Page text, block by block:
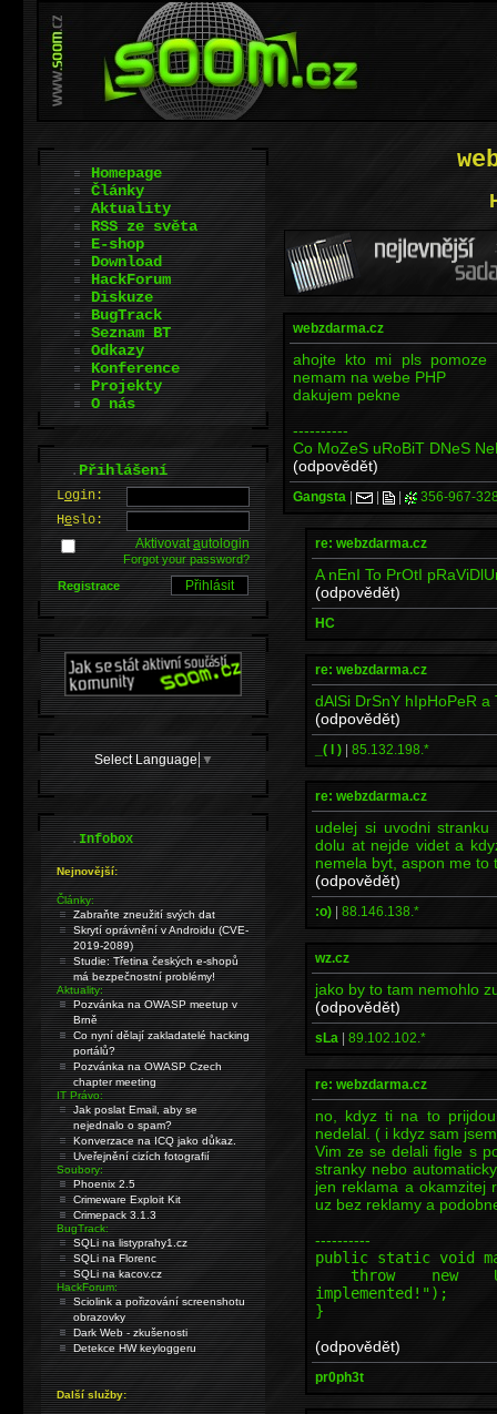
webzdarma.cz
ahojte kto mi pls pomoze
nemam na webe PHP
dakujem pekne
----------
Co MoZeS uRoBiT DNeS
(odpovědět)
Gangsta | | | 356-967-
re: webzdarma.cz
A nEnI To PrOtI
(odpovědět)
HC
re: webzdarma.cz
dAlSi DrSnY hIpHoPeR a
(odpovědět)
_( l ) | 85.132.198.*
re: webzdarma.cz
udelej si uvodni
dolu at nejde videt a
nemela byt, aspon me to
(odpovědět)
:o) | 88.146.138.*
wz.cz
jako by to tam nemohlo
(odpovědět)
sLa | 89.102.102.*
re: webzdarma.cz
no, kdyz ti na to
nedelal. ( i kdyz sam
Vim ze se delali figle s
stranky nebo
jen reklama a okamzitej
uz bez reklamy a
----------
public static void
throw new
implemented!");
}
(odpovědět)
pr0ph3t
Homepage
Články
Aktuality
RSS ze světa
E-shop
Download
HackForum
Diskuze
BugTrack
Seznam BT
Odkazy
Konference
Projekty
O nás
.Přihlášení
Login:
Heslo:
Aktivovatautologin
Forgot your password?
Registrace
Select Language ▼
.Infobox
Nejnovější:
Články:
Zabraňte zneužití svých dat
Skrytí oprávnění v Androidu (CVE-
2019-2089)
Studie: Třetina českých e-shopů
má bezpečnostní problémy!
Aktuality:
Pozvánka na OWASP meetup v
Brně
Co nyní dělají zakladatelé hacking
portálů?
Pozvánka na OWASP Czech
chapter meeting
IT Právo:
Jak poslat Email, aby se
nejednalo o spam?
Konverzace na ICQ jako důkaz.
Uveřejnění cizích fotografií
Soubory:
Phoenix 2.5
Crimeware Exploit Kit
Crimepack 3.1.3
BugTrack:
SQLi na listyprahy1.cz
SQLi na Florenc
SQLi na kacov.cz
HackForum:
Sciolink a pořizování screenshotu
obrazovky
Dark Web - zkušenosti
Detekce HW keyloggeru
Další služby: